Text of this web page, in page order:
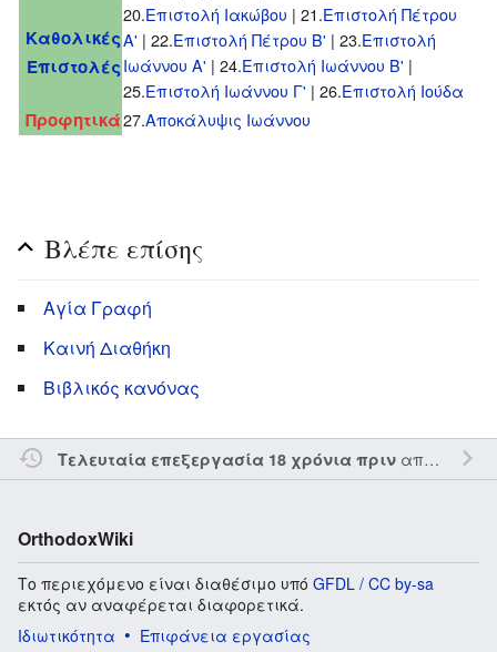
Καθολικές
Επιστολές
20.Επιστολή Ιακώβου | 21.Επιστολή Πέτρου
Α' | 22.Επιστολή Πέτρου Β' | 23.Eπιστολή
Ιωάννου Α' | 24.Eπιστολή Ιωάννου Β' |
25.Eπιστολή Ιωάννου Γ' | 26.Επιστολή Ιούδα
Προφητικά27.Αποκάλυψις Ιωάννου
Βλέπε επίσης
Αγία Γραφή
Καινή Διαθήκη
Βιβλικός κανόνας
Τελευταία επεξεργασία 18 χρόνια πριναπό τον την
OrthodoxWiki
Το περιεχόμενο είναι διαθέσιμο υπό GFDL / CC by-sa
εκτός αν αναφέρεται διαφορετικά.
Ιδιωτικότητα
Επιφάνεια εργασίας